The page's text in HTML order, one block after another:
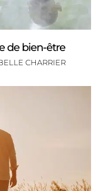
de bien-être
CHARRIER